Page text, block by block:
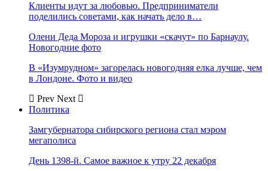
Клиенты идут за любовью. Предприниматели
поделились советами, как начать дело в…
Олени Деда Мороза и игрушки «скачут» по Барнаулу.
Новогодние фото
В «Изумрудном» загорелась новогодняя елка лучше, чем
в Лондоне. Фото и видео
Prev Next
Политика
Замгубернатора сибирского региона стал мэром
мегаполиса
День 1398-й. Самое важное к утру 22 декабря